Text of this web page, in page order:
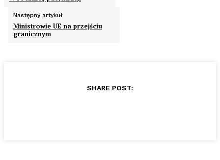
Następny artykuł
Ministrowie UE na przejściu
granicznym
SHARE POST: